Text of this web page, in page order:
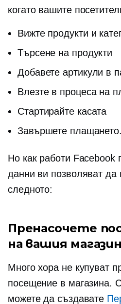
когато вашите
Вижте продукти и
Търсене на продукти
Добавете артикули в
Влезте в процеса на
Стартирайте касата
Завършете плащането.
Но как работи Facebook
данни ви позволяват да
следното:
Пренасочете
на вашия магазин
Много хора не купуват
посещение в магазина.
можете да създавате